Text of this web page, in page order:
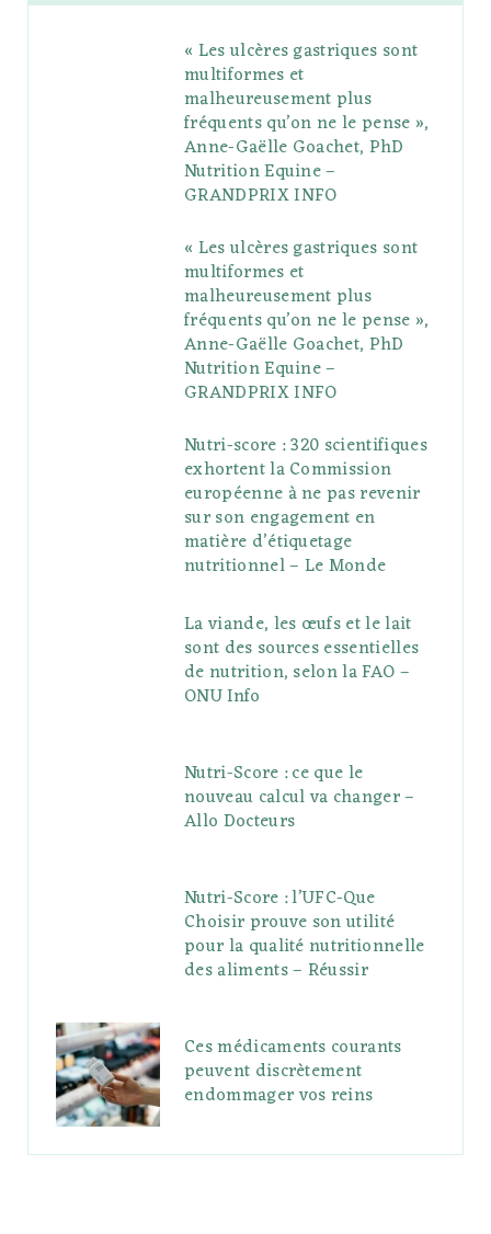
b
t
l
e
P
l
s
a
g
r
a
m
e
r
e
s
o
l
r
« Les ulcères gastriques sont
multiformes et
malheureusement plus
fréquents qu’on ne le pense »,
Anne-Gaëlle Goachet, PhD
Nutrition Equine –
GRANDPRIX INFO
« Les ulcères gastriques sont
multiformes et
malheureusement plus
fréquents qu’on ne le pense »,
Anne-Gaëlle Goachet, PhD
Nutrition Equine –
GRANDPRIX INFO
Nutri-score : 320 scientifiques
exhortent la Commission
européenne à ne pas revenir
sur son engagement en
matière d’étiquetage
nutritionnel – Le Monde
La viande, les œufs et le lait
sont des sources essentielles
de nutrition, selon la FAO –
ONU Info
Nutri-Score : ce que le
nouveau calcul va changer –
Allo Docteurs
Nutri-Score : l’UFC-Que
Choisir prouve son utilité
pour la qualité nutritionnelle
des aliments – Réussir
Ces médicaments courants
peuvent discrètement
endommager vos reins